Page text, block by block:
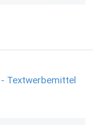
- Textwerbemittel